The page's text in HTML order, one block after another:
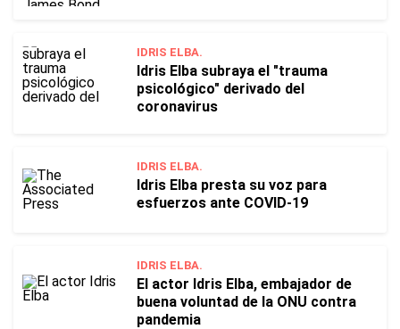
IDRIS ELBA.
Idris Elba subraya el "trauma
psicológico" derivado del
coronavirus
IDRIS ELBA.
Idris Elba presta su voz para
esfuerzos ante COVID-19
IDRIS ELBA.
El actor Idris Elba, embajador de
buena voluntad de la ONU contra
pandemia